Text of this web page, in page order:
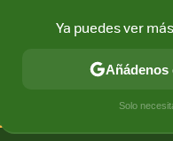
CONECTIVIDAD MÓVIL
Ya puedes ver
Añádenos
Solo